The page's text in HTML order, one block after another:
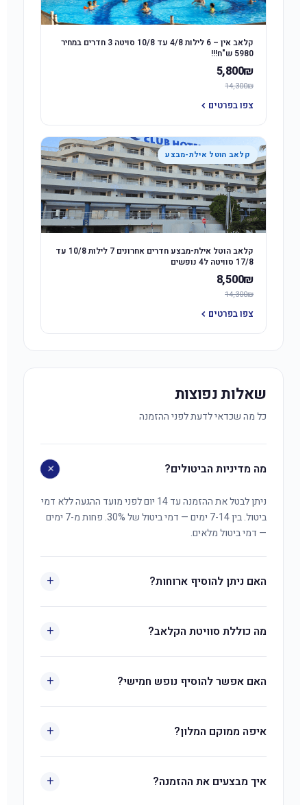
קלאב אין – 6 לילות 4/8 עד 10/8 סויטה 3 חדרים במחיר
5980 ש"ח!!!
5,800₪
14,300₪
צפו בפרטים
קלאב הוטל אילת-מבצע
קלאב הוטל אילת-מבצע חדרים אחרונים 7 לילות 10/8 עד
17/8 סוויטה ל4 נופשים
8,500₪
14,300₪
צפו בפרטים
שאלות נפוצות
כל מה שכדאי לדעת לפני ההזמנה
מה מדיניות הביטולים? +
ניתן לבטל את ההזמנה עד 14 יום לפני מועד ההגעה ללא דמי
ביטול. בין 7-14 ימים — דמי ביטול של 30%. פחות מ-7 ימים
— דמי ביטול מלאים.
האם ניתן להוסיף ארוחות? +
מה כוללת סוויטת הקלאב? +
מטבחון מאובזר, פינת אוכל, חדר רחצה ומרפסת. שתי
האם אפשר להוסיף נופש חמישי? +
איפה ממוקם המלון? +
מהים ומקניון "מול הים". המלון משתרע על שטח של מעל 40
איך מבצעים את ההזמנה? +